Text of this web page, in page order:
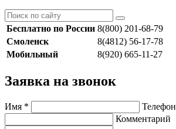
Бесплатно по России 8(800) 201-68-79
Смоленск
8(4812) 56-17-78
Мобильный
8(920) 665-11-27
Заявка на звонок
Имя *
Телефон
Комментарий